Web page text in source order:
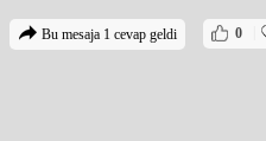
0
Bu mesaja 1 cevap geldi